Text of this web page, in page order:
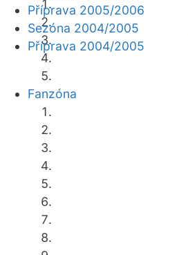
Fanzóna
Příprava 2005/2006
Sezóna 2004/2005
Příprava 2004/2005